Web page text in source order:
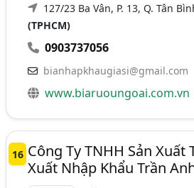
127/23 Ba Vân, P. 13, Q. Tân
(TPHCM)
0903737056
bianhapkhaugiasi@gmail.com
www.biaruoungoai.com.vn
16 Công Ty TNHH Sản Xuất
Xuất Nhập Khẩu Trần